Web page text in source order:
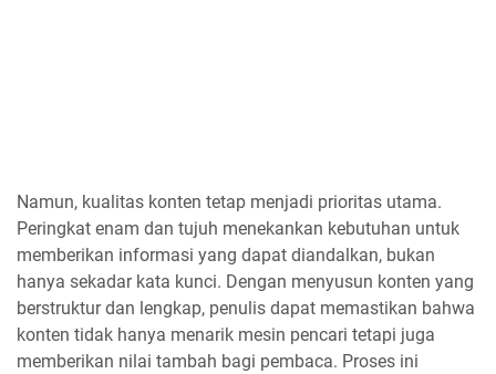
Namun, kualitas konten tetap menjadi prioritas utama.
Peringkat enam dan tujuh menekankan kebutuhan untuk
memberikan informasi yang dapat diandalkan, bukan
hanya sekadar kata kunci. Dengan menyusun konten yang
berstruktur dan lengkap, penulis dapat memastikan bahwa
konten tidak hanya menarik mesin pencari tetapi juga
memberikan nilai tambah bagi pembaca. Proses ini